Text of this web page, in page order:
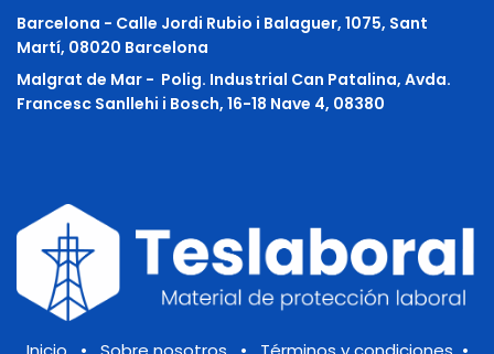
Barcelona - Calle Jordi Rubio i Balaguer, 1075, Sant
Martí, 08020 Barcelona
Malgrat de Mar - Polig. Industrial Can Patalina, Avda.
Francesc Sanllehi i Bosch, 16-18 Nave 4, 08380